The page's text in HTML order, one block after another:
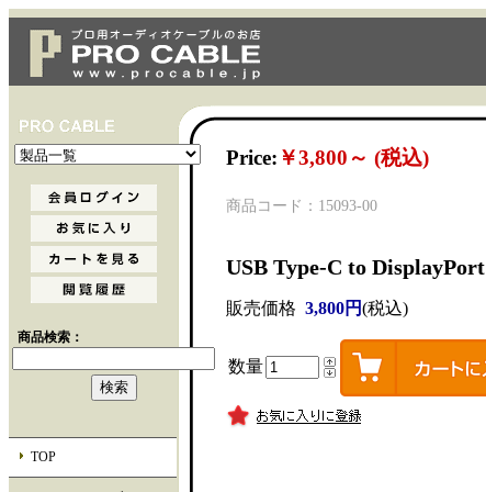
商品検索：
TOP
Price: ￥3,800～ (税込)
商品コード：15093-00
USB Type-C to DisplayPort
販売価格 3,800円(税込)
数量